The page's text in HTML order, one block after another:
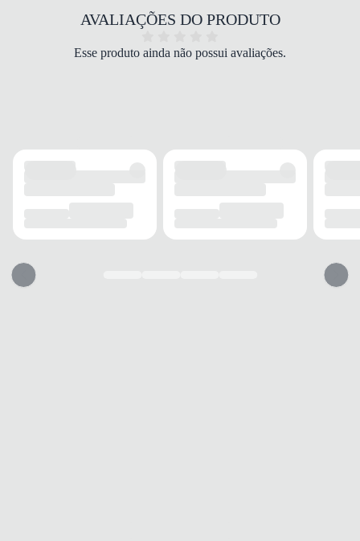
macio e uma experiência extremamente
confortável
com o logo
traz um detalhe clássico que
estilos e combina facilmente com calças jeans ou
AVALIAÇÕES DO PRODUTO
Esse produto ainda não possui avaliações.